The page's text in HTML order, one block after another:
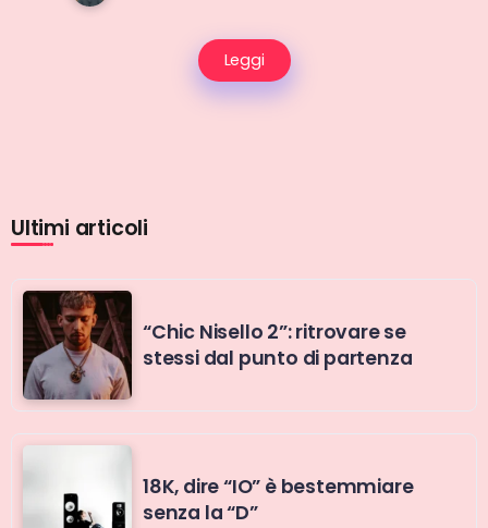
Leggi
Ultimi articoli
“Chic Nisello 2”: ritrovare se
stessi dal punto di partenza
18K, dire “IO” è bestemmiare
senza la “D”